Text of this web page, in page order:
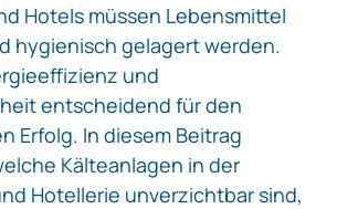
Hotels müssen Lebensmittel
hygienisch gelagert werden.
und
entscheidend für den
Erfolg. In diesem Beitrag
Kälteanlagen in der
Hotellerie unverzichtbar sind,